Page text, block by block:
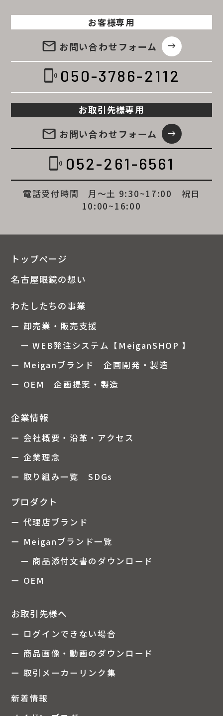
お客様専用
email お問い合わせフォーム east
phonelink_ring 050-3786-2112
お取引先様専用
email お問い合わせフォーム east
phonelink_ring 052-261-6561
電話受付時間 月～土 9:30~17:00 祝日
10:00~16:00
トップページ
名古屋眼鏡の想い
わたしたちの事業
ー 卸売業・販売支援
ー WEB発注システム【MeiganSHOP 】
ー Meiganブランド 企画開発・製造
ー OEM 企画提案・製造
企業情報
ー 会社概要・沿革・アクセス
ー 企業理念
ー 取り組み一覧 SDGs
プロダクト
ー 代理店ブランド
ー Meiganブランド一覧
ー 商品添付文書のダウンロード
ー OEM
お取引先様へ
ー ログインできない場合
ー 商品画像・動画のダウンロード
ー 取引メーカーリンク集
新着情報